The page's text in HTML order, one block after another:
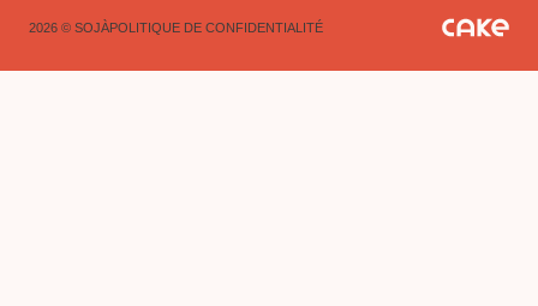
2026 © SOJÀPOLITIQUE DE CONFIDENTIALITÉ